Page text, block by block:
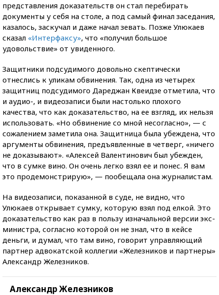
представления доказательств он стал перебирать
документы у себя на столе, а под самый финал заседания,
казалось, заскучал и даже начал зевать. Позже Улюкаев
сказал «Интерфаксу», что «получил большое
удовольствие» от увиденного.
Защитники подсудимого довольно скептически
отнеслись к уликам обвинения. Так, одна из четырех
защитниц подсудимого Дареджан Квеидзе отметила, что
и аудио-, и видеозаписи были настолько плохого
качества, что как доказательство, на ее взгляд, их нельзя
использовать. «Но обвинение со мной несогласно», — с
сожалением заметила она. Защитница была убеждена, что
аргументы обвинения, предъявленные в четверг, «ничего
не доказывают». «Алексей Валентинович был убежден,
что в сумке вино. Он очень легко взял ее и понес. Я вам
это продемонстрирую», — пообещала она журналистам.
На видеозаписи, показанной в суде, не видно, что
Улюкаев открывает сумку, которую взял под елкой. Это
доказательство как раз в пользу изначальной версии экс-
министра, согласно которой он не знал, что в кейсе
деньги, и думал, что там вино, говорит управляющий
партнер адвокатской коллегии «Железников и партнеры»
Александр Железников.
Александр Железников